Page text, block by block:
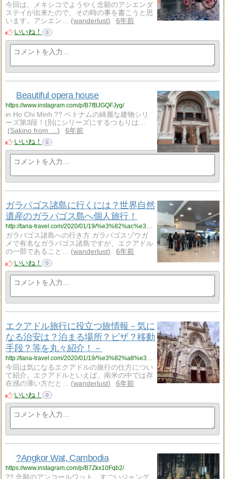
今回は、メキシコでようやく念願のアシエンダ
ステイが出来たので、その時の事を書こうと思
います。アシエン…
wanderlust
6年前
いいね！
0
Beautiful opera house
https://www.instagram.com/p/B7fBJGQFJyg/
in Ho Chi Minh ?? ベトナムの綺麗な建物シリ
ーズ第3段！(別にシリーズにするつもりは…
Sakino from …
6年前
いいね！
0
ガラパゴス諸島に行くには？世界自然
遺産のガラパゴス島へ個人旅行！
http://tana-travel.com/2020/01/19/%e3%82%ac%e3%83%a9%e3%83%91%e3%82%b4%e3%82%b9%e8%ab%b8%e5%b3%b6%e3%81%ab%e8%a1%8c%e3%81%8f%e3%81%ab%e3%81%af%ef%bc%9f%e4%b8%96%e7%95%8c%e8%87%aa%e7%84%b6%e9%81%ba%e7%94%a3%e3%81%ae%e3%82%ac%e3%83%a9/
ガラパゴス諸島への行き方 ガラパゴスゾウガ
メで有名なガラパゴス諸島ですが、エクアドル
の一部であること…
wanderlust
6年前
いいね！
0
エクアドル旅行に役立つ旅情報－気に
なる治安は？泊まる場所？ビザ？移動
手段？等を丸々紹介！－
http://tana-travel.com/2020/01/19/%e3%82%a8%e3%82%af%e3%82%a2%e3%83%89%e3%83%ab%e6%97%85%e8%a1%8c%e3%81%ab%e5%bd%b9%e7%ab%8b%e3%81%a4%e6%97%85%e6%83%85%e5%a0%b1%ef%bc%8d%e6%b0%97%e3%81%ab%e3%81%aa%e3%82%8b%e6%b2%bb%e5%ae%89%e3%81%af/
今回は気になるエクアドルの旅行の仕方につい
て紹介。エクアドルといえば、南米の中では存
在感の薄い方だと…
wanderlust
6年前
いいね！
0
?Angkor Wat, Cambodia
https://www.instagram.com/p/B7Zkx10Fqb2/
?? 念願のアンコールワット。すごいジャング